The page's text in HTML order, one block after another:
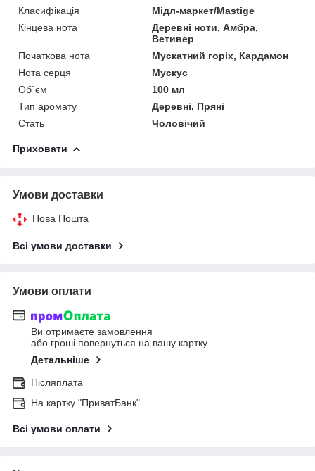
Класифікація
Мідл-маркет/Mastige
Кінцева нота
Деревні ноти, Амбра,
Ветивер
Початкова нота
Мускатний горіх, Кардамон
Нота серця
Мускус
Об`єм
100 мл
Тип аромату
Деревні, Пряні
Стать
Чоловічий
Приховати
Умови доставки
Нова Пошта
Всі умови доставки
Умови оплати
Ви отримаєте замовлення
або гроші повернуться на вашу картку
Детальніше
Післяплата
На картку "ПриватБанк"
Всі умови оплати